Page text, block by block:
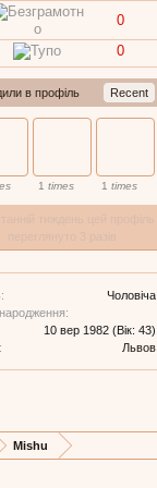
0
0
в профіль Recent
1 times 1 times
Чоловіча
10 вер 1982 (Вік: 43)
Львов
Mishu